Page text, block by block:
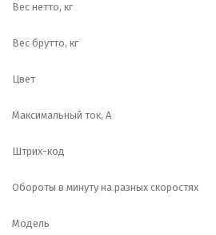
Вес нетто, кг
Вес брутто, кг
Цвет
Максимальный ток, А
Штрих-код
Обороты в минуту на разных скоростях
Модель